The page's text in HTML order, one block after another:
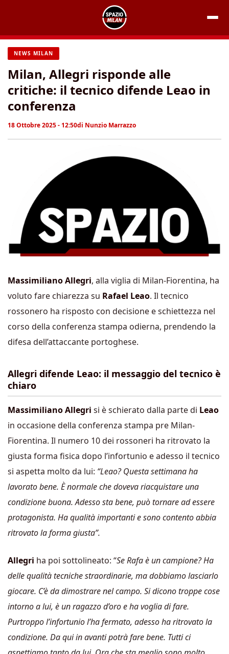
contenuto
NEWS MILAN
Milan, Allegri risponde alle
critiche: il tecnico difende Leao in
conferenza
18 Ottobre 2025 - 12:50di Nunzio Marrazzo
Massimiliano Allegri, alla viglia di Milan-Fiorentina, ha
voluto fare chiarezza su Rafael Leao. Il tecnico
rossonero ha risposto con decisione e schiettezza nel
corso della conferenza stampa odierna, prendendo la
difesa dell’attaccante portoghese.
Allegri difende Leao: il messaggio del tecnico è
chiaro
Massimiliano Allegri si è schierato dalla parte di Leao
in occasione della conferenza stampa pre Milan-
Fiorentina. Il numero 10 dei rossoneri ha ritrovato la
giusta forma fisica dopo l’infortunio e adesso il tecnico
si aspetta molto da lui: “Leao? Questa settimana ha
lavorato bene. È normale che doveva riacquistare una
condizione buona. Adesso sta bene, può tornare ad essere
protagonista. Ha qualità importanti e sono contento abbia
ritrovato la forma giusta”.
Allegri ha poi sottolineato: “Se Rafa è un campione? Ha
delle qualità tecniche straordinarie, ma dobbiamo lasciarlo
giocare. C’è da dimostrare nel campo. Si dicono troppe cose
intorno a lui, è un ragazzo d’oro e ha voglia di fare.
Purtroppo l’infortunio l’ha fermato, adesso ha ritrovato la
condizione. Da qui in avanti potrà fare bene. Tutti ci